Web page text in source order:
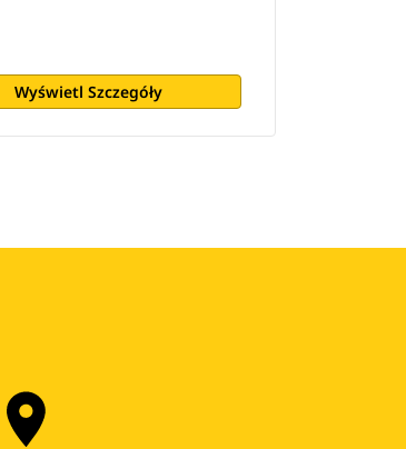
Wyświetl Szczegóły